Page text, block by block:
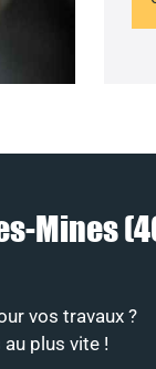
Mines
vos travaux ?
plus vite !